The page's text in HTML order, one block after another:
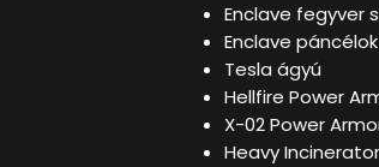
Enclave fegyver
Enclave páncélok
Tesla ágyú
Hellfire Power
X-02 Power
Heavy Incinerator